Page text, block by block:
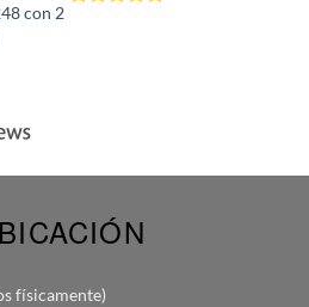
con 2
físicamente)